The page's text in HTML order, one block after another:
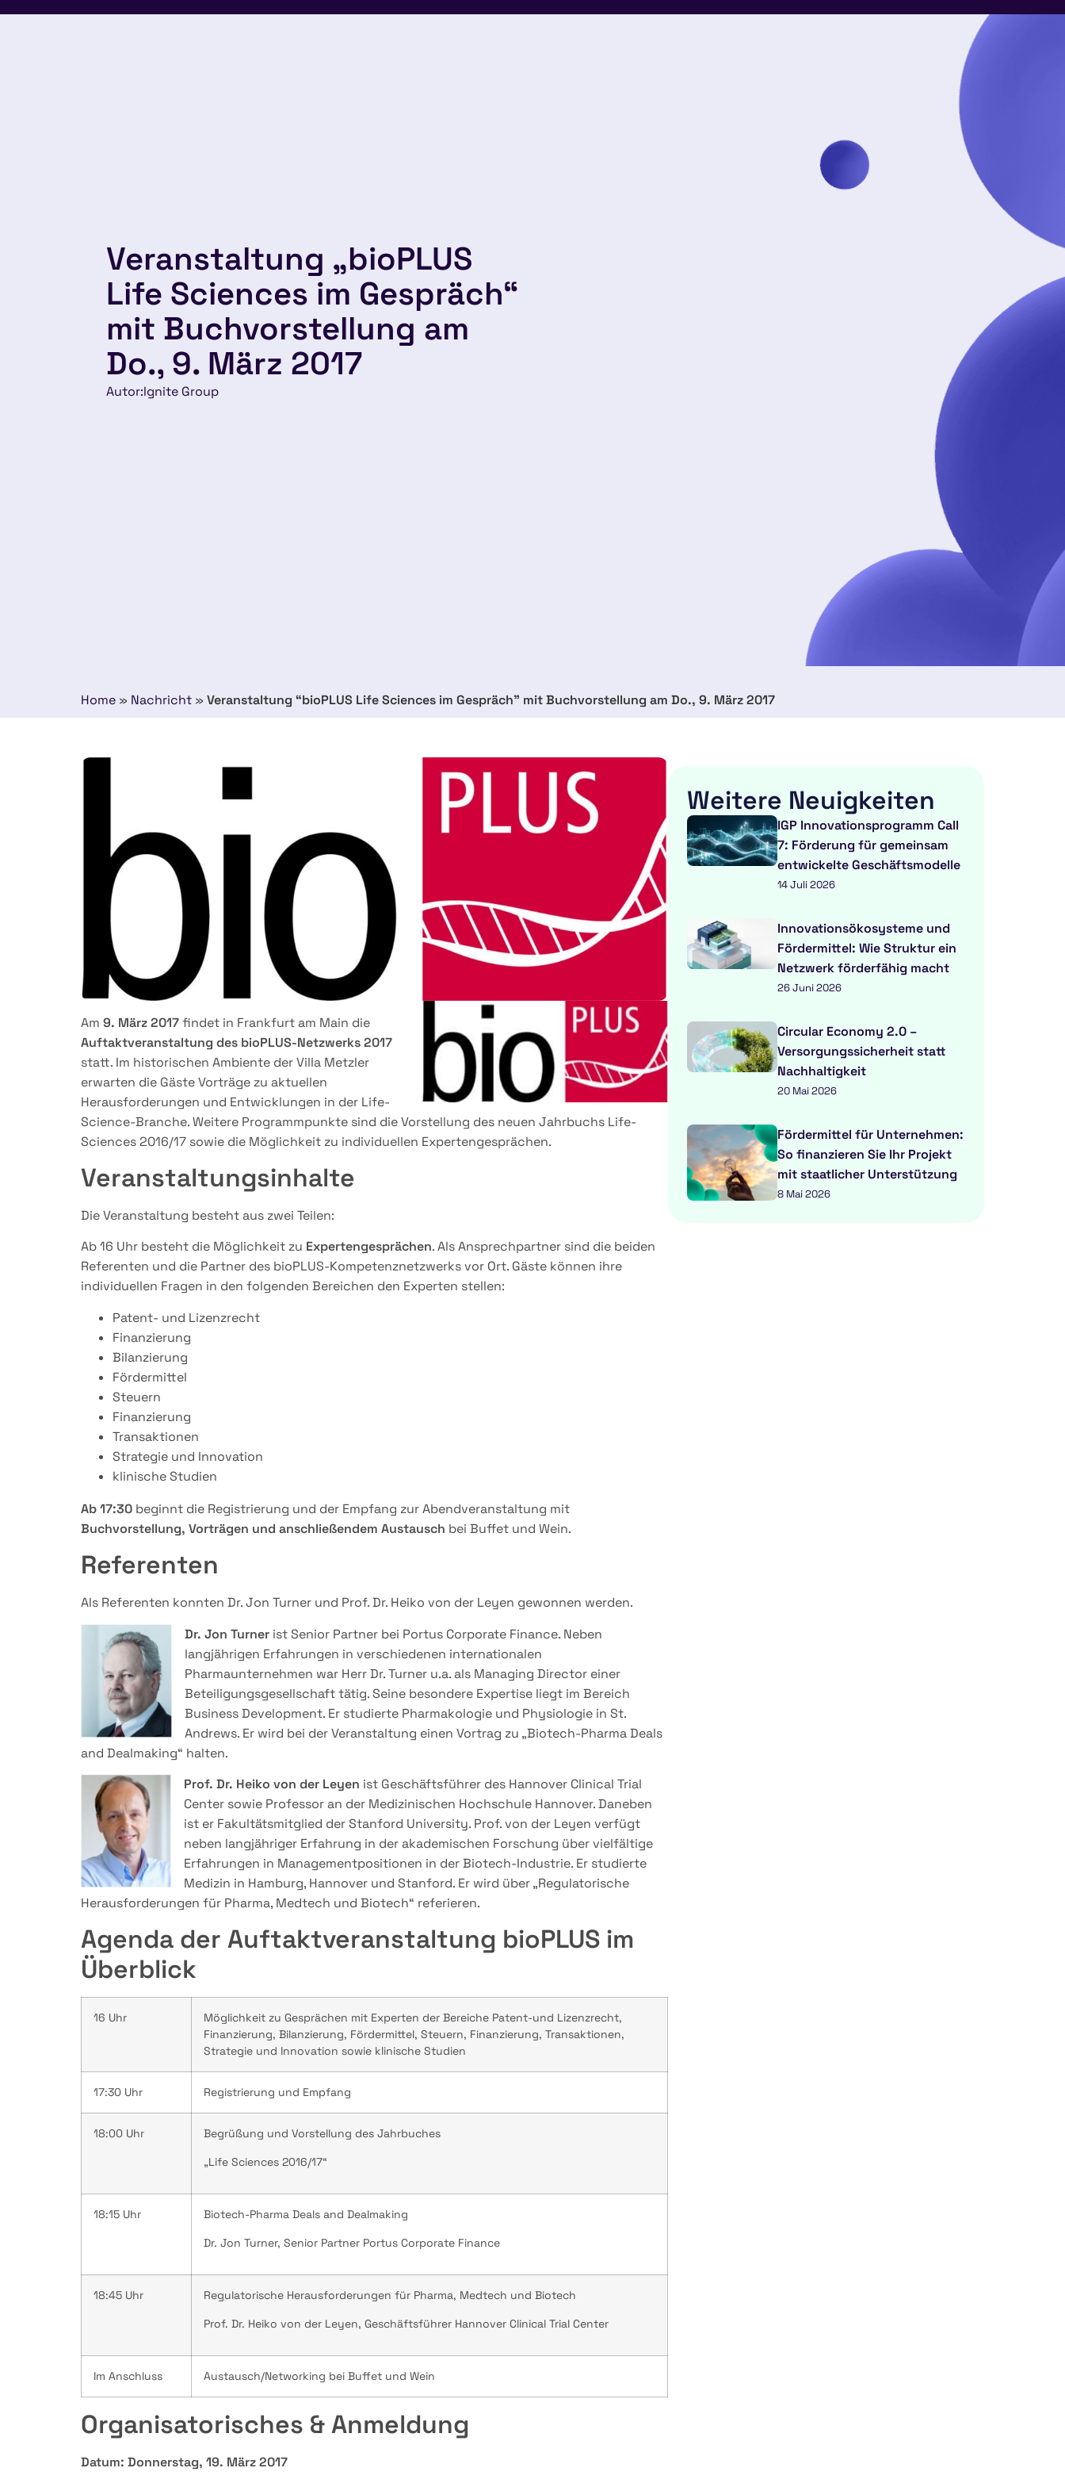
Veranstaltung „bioPLUS
Life Sciences im Gespräch“
mit Buchvorstellung am
Do., 9. März 2017
Autor:Ignite Group
Home » Nachricht » Veranstaltung “bioPLUS Life Sciences im Gespräch” mit Buchvorstellung am Do., 9. März 2017
Am 9. März 2017findet in Frankfurt am Main die
Auftaktveranstaltung des bioPLUS-Netzwerks 2017
statt. Im historischen Ambiente der Villa Metzler
erwarten die Gäste Vorträge zu aktuellen
Herausforderungen und Entwicklungen in der Life-
Science-Branche. Weitere Programmpunkte sind die Vorstellung des neuen Jahrbuchs Life-
Sciences 2016/17 sowie die Möglichkeit zu individuellen Expertengesprächen.
Veranstaltungsinhalte
Die Veranstaltung besteht aus zwei Teilen:
Ab 16 Uhr besteht die Möglichkeit zu Expertengesprächen. Als Ansprechpartner sind die beiden
Referenten und die Partner des bioPLUS-Kompetenznetzwerks vor Ort. Gäste können ihre
individuellen Fragen in den folgenden Bereichen den Experten stellen:
Patent- und Lizenzrecht
Finanzierung
Bilanzierung
Fördermittel
Steuern
Finanzierung
Transaktionen
Strategie und Innovation
klinische Studien
Ab 17:30 beginnt die Registrierung und der Empfang zur Abendveranstaltung mit
Buchvorstellung, Vorträgen und anschließendem Austausch bei Buffet und Wein.
Referenten
Als Referenten konnten Dr. Jon Turner und Prof. Dr. Heiko von der Leyen gewonnen werden.
Dr. Jon Turner ist Senior Partner bei Portus Corporate Finance. Neben
langjährigen Erfahrungen in verschiedenen internationalen
Pharmaunternehmen war Herr Dr. Turner u.a. als Managing Director einer
Beteiligungsgesellschaft tätig. Seine besondere Expertise liegt im Bereich
Business Development. Er studierte Pharmakologie und Physiologie in St.
Andrews. Er wird bei der Veranstaltung einen Vortrag zu „Biotech-Pharma Deals
and Dealmaking“ halten.
Prof. Dr. Heiko von der Leyen ist Geschäftsführer des Hannover Clinical Trial
Center sowie Professor an der Medizinischen Hochschule Hannover. Daneben
ist er Fakultätsmitglied der Stanford University. Prof. von der Leyen verfügt
neben langjähriger Erfahrung in der akademischen Forschung über vielfältige
Erfahrungen in Managementpositionen in der Biotech‐Industrie. Er studierte
Medizin in Hamburg, Hannover und Stanford. Er wird über „Regulatorische
Herausforderungen für Pharma, Medtech und Biotech“ referieren.
Agenda der Auftaktveranstaltung bioPLUS im
Überblick
16 Uhr
Möglichkeit zu Gesprächen mit Experten der Bereiche Patent-und Lizenzrecht,
Finanzierung, Bilanzierung, Fördermittel, Steuern, Finanzierung, Transaktionen,
Strategie und Innovation sowie klinische Studien
17:30 Uhr Registrierung und Empfang
18:00 Uhr
Begrüßung und Vorstellung des Jahrbuches
„Life Sciences 2016/17“
18:15 Uhr
Biotech-Pharma Deals and Dealmaking
Dr. Jon Turner, Senior Partner Portus Corporate Finance
18:45 Uhr
Regulatorische Herausforderungen für Pharma, Medtech und Biotech
Prof. Dr. Heiko von der Leyen, Geschäftsführer Hannover Clinical Trial Center
Im Anschluss Austausch/Networking bei Buffet und Wein
Organisatorisches & Anmeldung
Datum: Donnerstag, 19. März 2017
Weitere Neuigkeiten
IGP Innovationsprogramm Call
7: Förderung für gemeinsam
entwickelte Geschäftsmodelle
14 Juli 2026
Innovationsökosysteme und
Fördermittel: Wie Struktur ein
Netzwerk förderfähig macht
26 Juni 2026
Circular Economy 2.0 –
Versorgungssicherheit statt
Nachhaltigkeit
20 Mai 2026
Fördermittel für Unternehmen:
So finanzieren Sie Ihr Projekt
mit staatlicher Unterstützung
8 Mai 2026